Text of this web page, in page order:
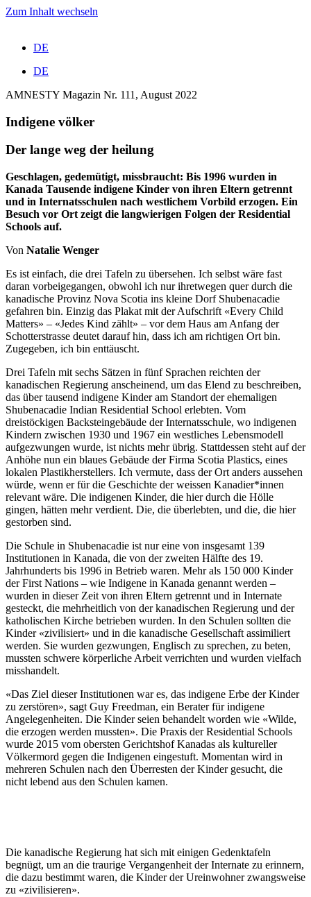
Zum Inhalt wechseln
DE
DE
AMNESTY Magazin Nr. 111, August 2022
Indigene völker
Der lange weg der heilung
Geschlagen, gedemütigt, missbraucht: Bis 1996 wurden in
Kanada Tausende indigene Kinder von ihren Eltern getrennt
und in Internatsschulen nach westlichem Vorbild erzogen. Ein
Besuch vor Ort zeigt die langwierigen Folgen der Residential
Schools auf.
Von Natalie Wenger
Es ist einfach, die drei Tafeln zu übersehen. Ich selbst wäre fast
daran vorbeigegangen, obwohl ich nur ihretwegen quer durch die
kanadische Provinz Nova Scotia ins kleine Dorf Shubenacadie
gefahren bin. Einzig das Plakat mit der Aufschrift «Every Child
Matters» – «Jedes Kind zählt» – vor dem Haus am Anfang der
Schotterstrasse deutet darauf hin, dass ich am richtigen Ort bin.
Zugegeben, ich bin enttäuscht.
Drei Tafeln mit sechs Sätzen in fünf Sprachen reichten der
kanadischen Regierung anscheinend, um das Elend zu beschreiben,
das über tausend indigene Kinder am Standort der ehemaligen
Shubenacadie Indian Residential School erlebten. Vom
dreistöckigen Backsteingebäude der Internatsschule, wo indigenen
Kindern zwischen 1930 und 1967 ein westliches Lebensmodell
aufgezwungen wurde, ist nichts mehr übrig. Stattdessen steht auf der
Anhöhe nun ein blaues Gebäude der Firma Scotia Plastics, eines
lokalen Plastikherstellers. Ich vermute, dass der Ort anders aussehen
würde, wenn er für die Geschichte der weissen Kanadier*innen
relevant wäre. Die indigenen Kinder, die hier durch die Hölle
gingen, hätten mehr verdient. Die, die überlebten, und die, die hier
gestorben sind.
Die Schule in Shubenacadie ist nur eine von insgesamt 139
Institutionen in Kanada, die von der zweiten Hälfte des 19.
Jahrhunderts bis 1996 in Betrieb waren. Mehr als 150 000 Kinder
der First Nations – wie Indigene in Kanada genannt werden –
wurden in dieser Zeit von ihren Eltern getrennt und in Internate
gesteckt, die mehrheitlich von der kanadischen Regierung und der
katholischen Kirche betrieben wurden. In den Schulen sollten die
Kinder «zivilisiert» und in die kanadische Gesellschaft assimiliert
werden. Sie wurden gezwungen, Englisch zu sprechen, zu beten,
mussten schwere körperliche Arbeit verrichten und wurden vielfach
misshandelt.
«Das Ziel dieser Institutionen war es, das indigene Erbe der Kinder
zu zerstören», sagt Guy Freedman, ein Berater für indigene
Angelegenheiten. Die Kinder seien behandelt worden wie «Wilde,
die erzogen werden mussten». Die Praxis der Residential Schools
wurde 2015 vom obersten Gerichtshof Kanadas als kultureller
Völkermord gegen die Indigenen eingestuft. Momentan wird in
mehreren Schulen nach den Überresten der Kinder gesucht, die
nicht lebend aus den Schulen kamen.
Die kanadische Regierung hat sich mit einigen Gedenktafeln
begnügt, um an die traurige Vergangenheit der Internate zu erinnern,
die dazu bestimmt waren, die Kinder der Ureinwohner zwangsweise
zu «zivilisieren».